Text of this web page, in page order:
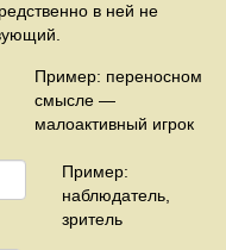
в ней не
Пример: переносном
смысле —
малоактивный игрок
Пример:
наблюдатель,
зритель